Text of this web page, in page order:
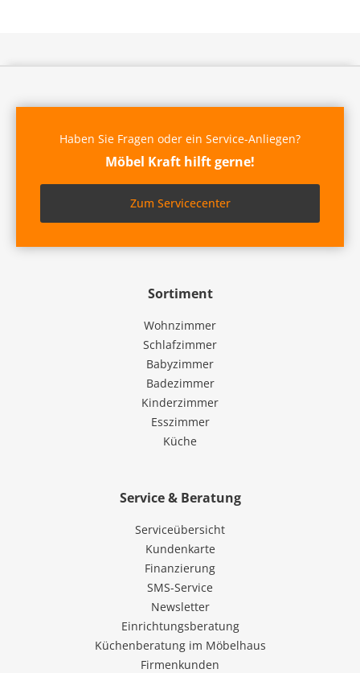
Sortiment
Wohnzimmer
Schlafzimmer
Babyzimmer
Badezimmer
Kinderzimmer
Esszimmer
Küche
Service & Beratung
Serviceübersicht
Kundenkarte
Finanzierung
SMS-Service
Newsletter
Einrichtungsberatung
Küchenberatung im Möbelhaus
Firmenkunden
Haben Sie Fragen oder ein Service-Anliegen?
Möbel Kraft hilft gerne!
Zum Servicecenter